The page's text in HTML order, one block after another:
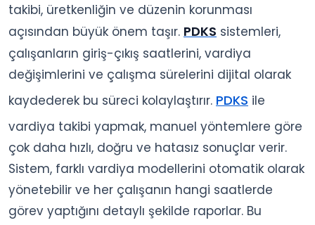
takibi, üretkenliğin ve düzenin korunması
açısından büyük önem taşır. PDKS sistemleri,
çalışanların giriş-çıkış saatlerini, vardiya
değişimlerini ve çalışma sürelerini dijital olarak
kaydederek bu süreci kolaylaştırır. PDKS ile
vardiya takibi yapmak, manuel yöntemlere göre
çok daha hızlı, doğru ve hatasız sonuçlar verir.
Sistem, farklı vardiya modellerini otomatik olarak
yönetebilir ve her çalışanın hangi saatlerde
görev yaptığını detaylı şekilde raporlar. Bu